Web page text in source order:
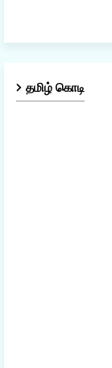
தமிழ் கொடி